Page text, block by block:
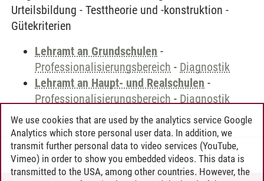
Urteilsbildung - Testtheorie und -konstruktion -
Gütekriterien
Lehramt an Grundschulen -
Professionalisierungsbereich - Diagnostik
Lehramt an Haupt- und Realschulen -
Professionalisierungsbereich - Diagnostik
Andreea Tribel 30.06.2024
We use cookies that are used by the analytics service Google
Analytics which store personal user data. In addition, we
transmit further personal data to video services (YouTube,
Vimeo) in order to show you embedded videos. This data is
transmitted to the USA, among other countries. However, the